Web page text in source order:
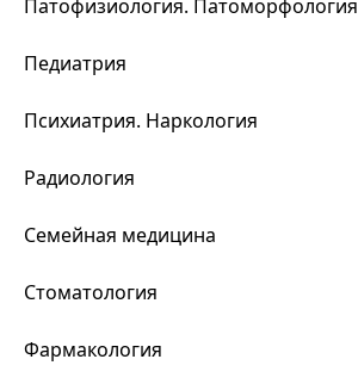
Патофизиология. Патоморфология
Педиатрия
Психиатрия. Наркология
Радиология
Семейная медицина
Стоматология
Фармакология